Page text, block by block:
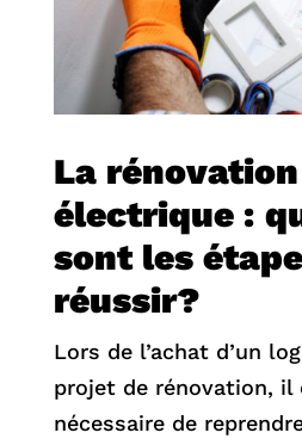
La rénovation
électrique :
sont les
réussir?
Lors de l’achat d’un
projet de rénovation, il
nécessaire de